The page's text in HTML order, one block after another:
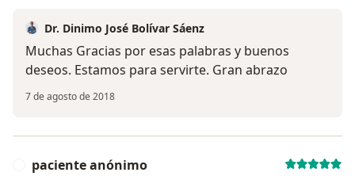
Dr. Dinimo José Bolívar Sáenz
Muchas Gracias por esas palabras y buenos
deseos. Estamos para servirte. Gran abrazo
7 de agosto de 2018
paciente anónimo